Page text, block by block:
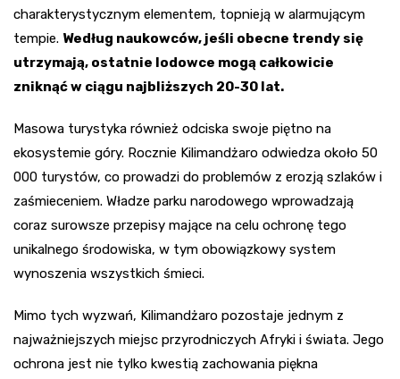
charakterystycznym elementem, topnieją w alarmującym
tempie. Według naukowców, jeśli obecne trendy się
utrzymają, ostatnie lodowce mogą całkowicie
zniknąć w ciągu najbliższych 20-30 lat.
Masowa turystyka również odciska swoje piętno na
ekosystemie góry. Rocznie Kilimandżaro odwiedza około 50
000 turystów, co prowadzi do problemów z erozją szlaków i
zaśmieceniem. Władze parku narodowego wprowadzają
coraz surowsze przepisy mające na celu ochronę tego
unikalnego środowiska, w tym obowiązkowy system
wynoszenia wszystkich śmieci.
Mimo tych wyzwań, Kilimandżaro pozostaje jednym z
najważniejszych miejsc przyrodniczych Afryki i świata. Jego
ochrona jest nie tylko kwestią zachowania piękna